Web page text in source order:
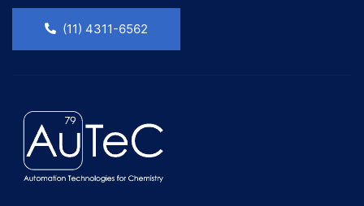
(11) 4311-6562